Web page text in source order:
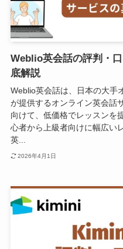
Weblio英会話の評判・
底解説
Weblio英会話は、日本の大手
が提供するオンライン英会話
向けて、低価格でレッスンを
心者から上級者向けに幅広い
英...
2026年4月1日